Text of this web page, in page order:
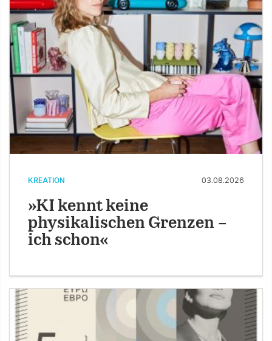
KREATION 03.08.2026
»KI kennt keine
physikalischen Grenzen –
ich schon«